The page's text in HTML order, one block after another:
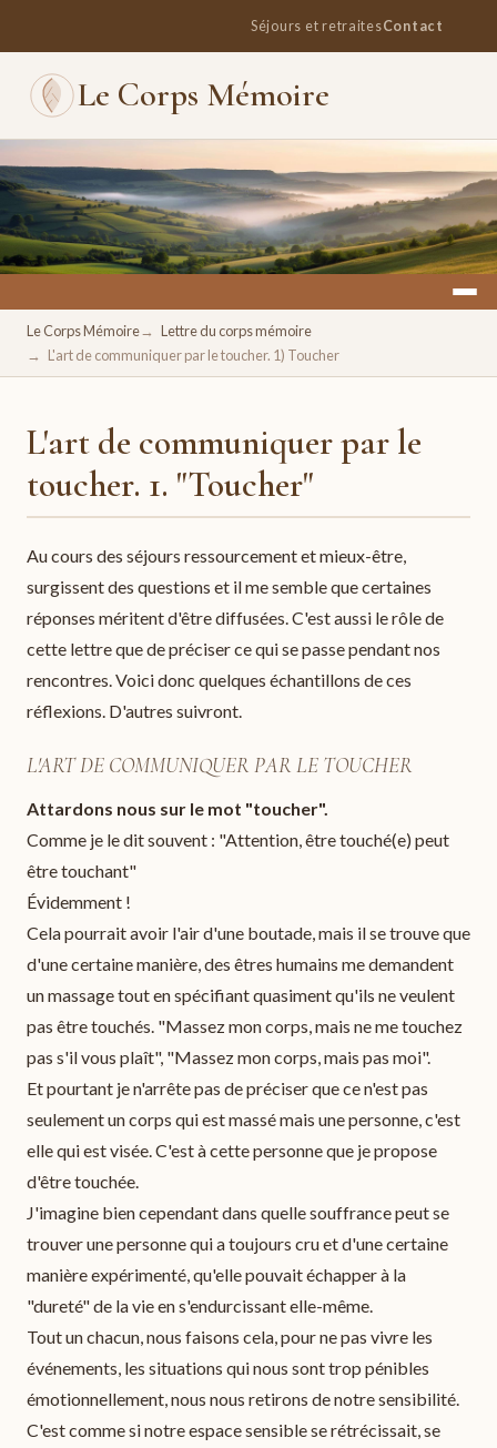
Séjours et retraitesContact
Le Corps Mémoire
Un espace pour se retrouver, se ressourcer, se réconcilier
avec soi.
Le Corps Mémoire
Lettre du corps mémoire
L'art de communiquer par le toucher. 1) Toucher
L'art de communiquer par le
toucher. 1. "Toucher"
Au cours des séjours ressourcement et mieux-être,
surgissent des questions et il me semble que certaines
réponses méritent d'être diffusées. C'est aussi le rôle de
cette lettre que de préciser ce qui se passe pendant nos
rencontres. Voici donc quelques échantillons de ces
réflexions. D'autres suivront.
L'ART DE COMMUNIQUER PAR LE TOUCHER
Attardons nous sur le mot "toucher".
Comme je le dit souvent : "Attention, être touché(e) peut
être touchant"
Évidemment !
Cela pourrait avoir l'air d'une boutade, mais il se trouve que
d'une certaine manière, des êtres humains me demandent
un massage tout en spécifiant quasiment qu'ils ne veulent
pas être touchés. "Massez mon corps, mais ne me touchez
pas s'il vous plaît", "Massez mon corps, mais pas moi".
Et pourtant je n'arrête pas de préciser que ce n'est pas
seulement un corps qui est massé mais une personne, c'est
elle qui est visée. C'est à cette personne que je propose
d'être touchée.
J'imagine bien cependant dans quelle souffrance peut se
trouver une personne qui a toujours cru et d'une certaine
manière expérimenté, qu'elle pouvait échapper à la
"dureté" de la vie en s'endurcissant elle-même.
Tout un chacun, nous faisons cela, pour ne pas vivre les
événements, les situations qui nous sont trop pénibles
émotionnellement, nous nous retirons de notre sensibilité.
C'est comme si notre espace sensible se rétrécissait, se